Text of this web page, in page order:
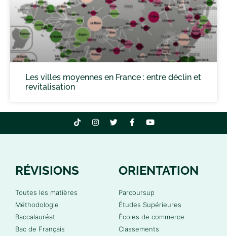
Les villes moyennes en France : entre déclin et
revitalisation
RÉVISIONS
Toutes les matières
Méthodologie
Baccalauréat
Bac de Français
ORIENTATION
Parcoursup
Études Supérieures
Écoles de commerce
Classements